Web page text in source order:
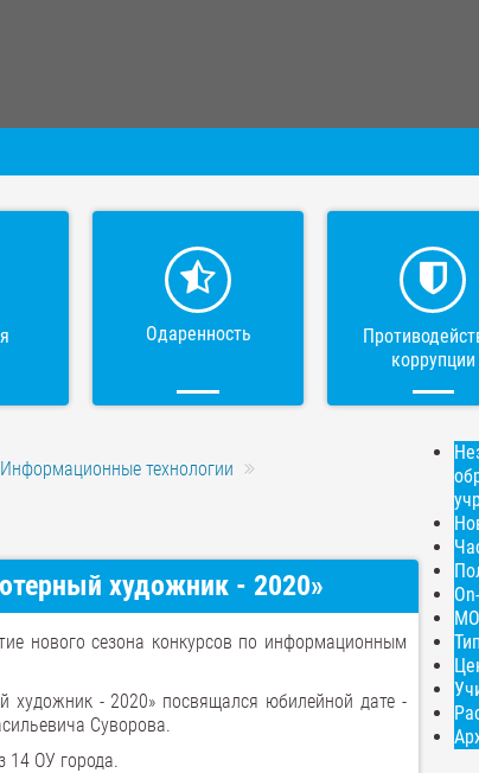
Одаренность
коррупции
Информационные технологии
художник - 2020»
нового сезона конкурсов по информационным
художник - 2020» посвящался юбилейной дате -
Суворова.
14 ОУ города.